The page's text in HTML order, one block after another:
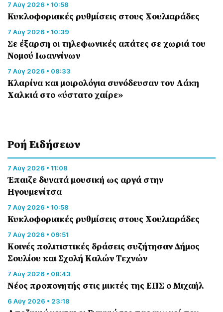
7 Αύγ 2026 • 10:58
Κυκλοφοριακές ρυθμίσεις στους Χουλιαράδες
7 Αύγ 2026 • 10:39
Σε έξαρση οι τηλεφωνικές απάτες σε χωριά του
Νομού Ιωαννίνων
7 Αύγ 2026 • 08:33
Κλαρίνα και μοιρολόγια συνόδευσαν τον Λάκη
Χαλκιά στο «ύστατο χαίρε»
Ροή Eιδήσεων
7 Αύγ 2026 • 11:08
Έπαιζε δυνατά μουσική ως αργά στην
Ηγουμενίτσα
7 Αύγ 2026 • 10:58
Κυκλοφοριακές ρυθμίσεις στους Χουλιαράδες
7 Αύγ 2026 • 09:51
Κοινές πολιτιστικές δράσεις συζήτησαν Δήμος
Σουλίου και Σχολή Καλών Τεχνών
7 Αύγ 2026 • 08:43
Νέος προπονητής στις μικτές της ΕΠΣ ο Μιχαήλ
6 Αύγ 2026 • 23:18